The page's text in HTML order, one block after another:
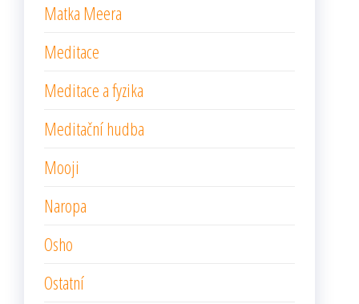
Matka Meera
Meditace
Meditace a fyzika
Meditační hudba
Mooji
Naropa
Osho
Ostatní